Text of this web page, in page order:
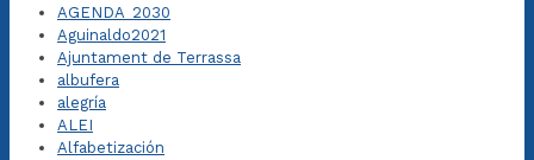
AGENDA_2030
Aguinaldo2021
Ajuntament de Terrassa
albufera
alegría
ALEI
Alfabetización